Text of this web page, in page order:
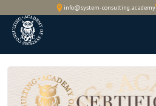
info@system-consulting.academy